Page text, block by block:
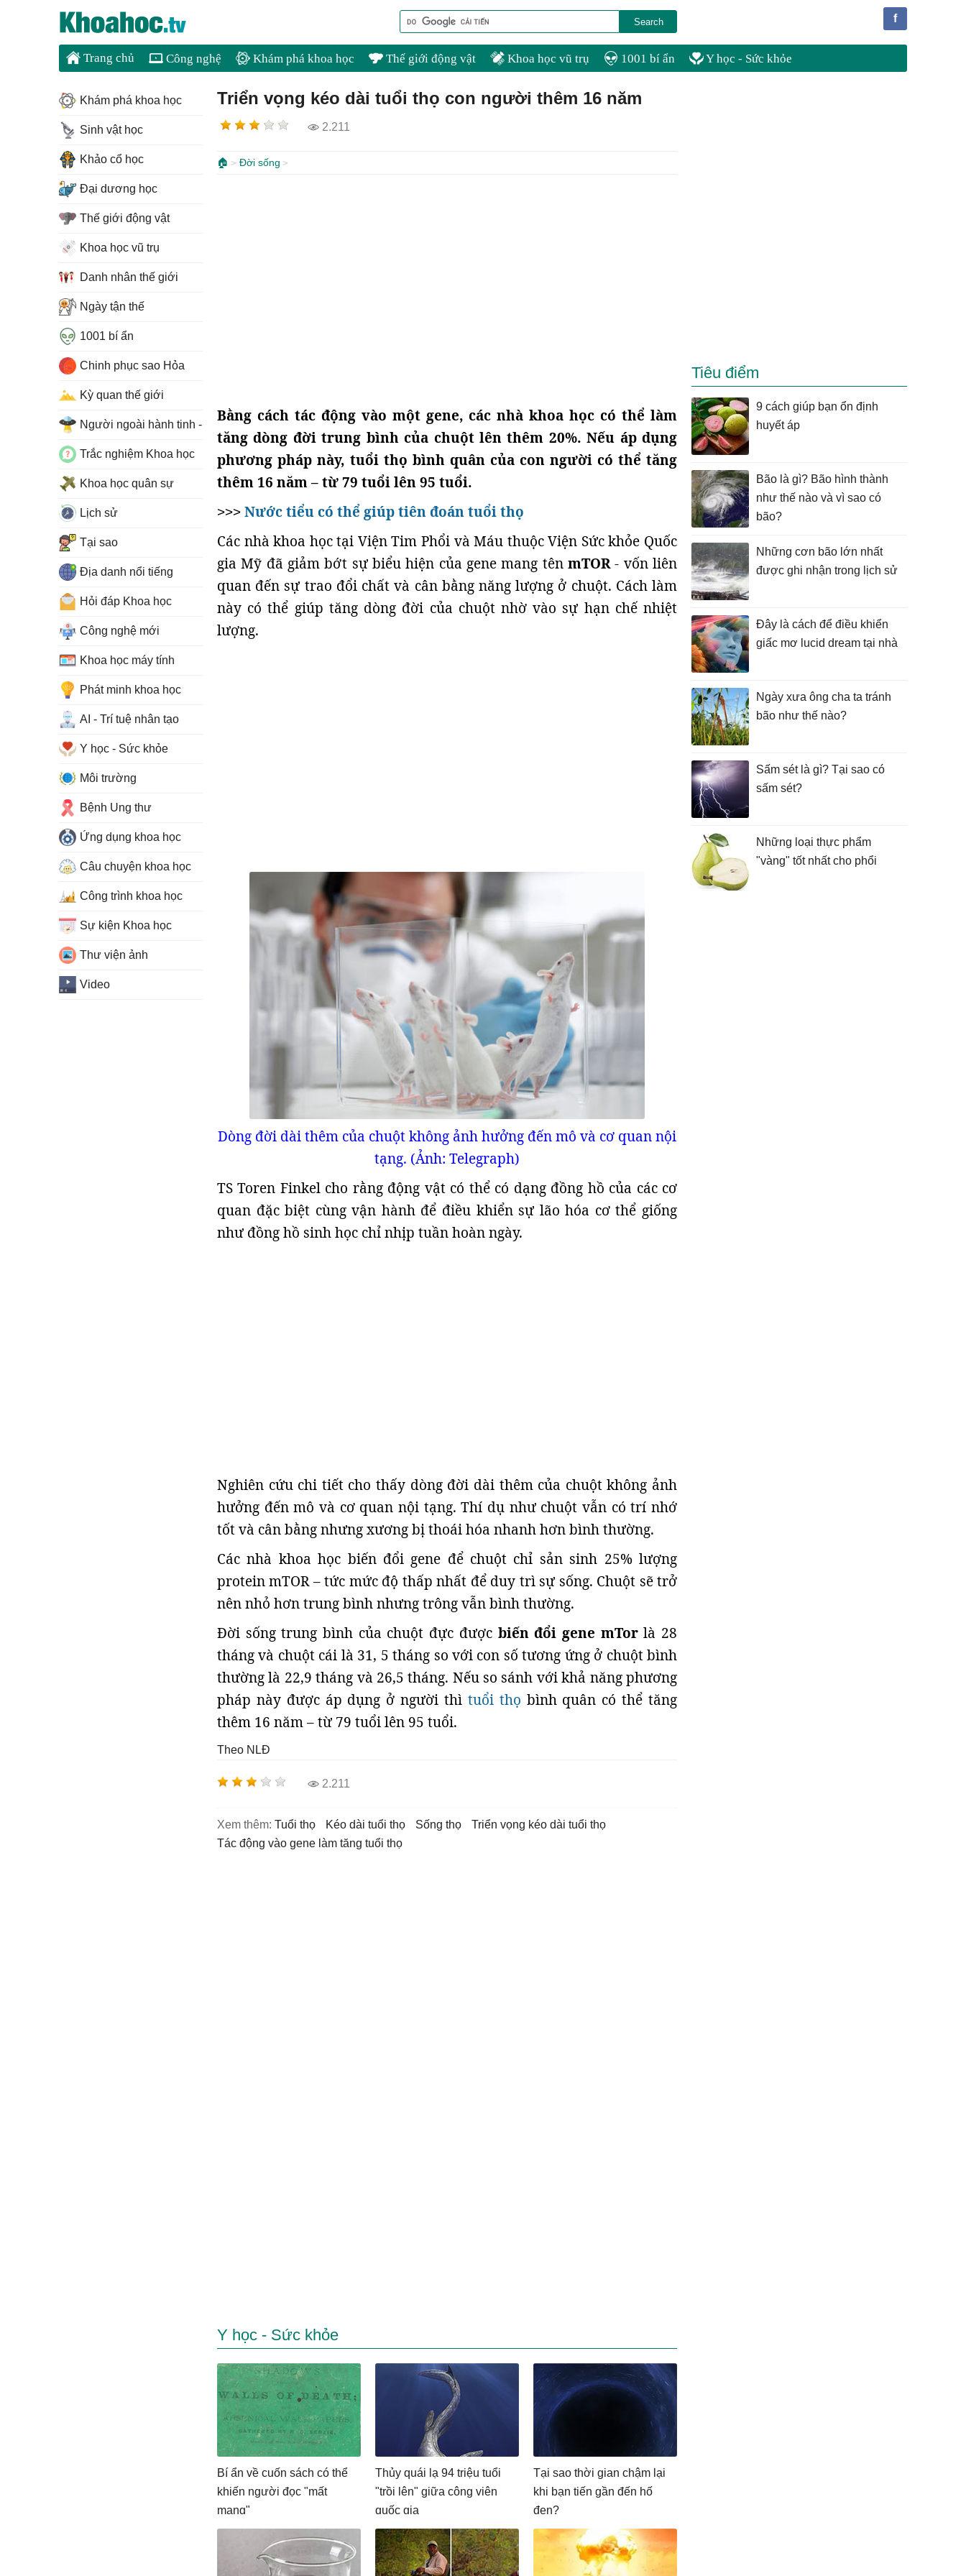
f
Trang chủ Công nghệ Khám phá khoa học Thế giới động vật Khoa học vũ trụ 1001 bí ẩn Y học - Sức khỏe
Triển vọng kéo dài tuổi thọ con người thêm 16 năm
2.211
🏠 Đời sống
Bằng cách tác động vào một gene, các nhà khoa học có thể làm
tăng dòng đời trung bình của chuột lên thêm 20%. Nếu áp dụng
phương pháp này, tuổi thọ bình quân của con người có thể tăng
thêm 16 năm – từ 79 tuổi lên 95 tuổi.
>>> Nước tiểu có thể giúp tiên đoán tuổi thọ
Các nhà khoa học tại Viện Tim Phổi và Máu thuộc Viện Sức khỏe Quốc
gia Mỹ đã giảm bớt sự biểu hiện của gene mang tên mTOR- vốn liên
quan đến sự trao đổi chất và cân bằng năng lượng ở chuột. Cách làm
này có thể giúp tăng dòng đời của chuột nhờ vào sự hạn chế nhiệt
lượng.
Dòng đời dài thêm của chuột không ảnh hưởng đến mô và cơ quan nội
tạng. (Ảnh: Telegraph)
TS Toren Finkel cho rằng động vật có thể có dạng đồng hồ của các cơ
quan đặc biệt cùng vận hành để điều khiển sự lão hóa cơ thể giống
như đồng hồ sinh học chỉ nhịp tuần hoàn ngày.
Nghiên cứu chi tiết cho thấy dòng đời dài thêm của chuột không ảnh
hưởng đến mô và cơ quan nội tạng. Thí dụ như chuột vẫn có trí nhớ
tốt và cân bằng nhưng xương bị thoái hóa nhanh hơn bình thường.
Các nhà khoa học biến đổi gene để chuột chỉ sản sinh 25% lượng
protein mTOR – tức mức độ thấp nhất để duy trì sự sống. Chuột sẽ trở
nên nhỏ hơn trung bình nhưng trông vẫn bình thường.
Đời sống trung bình của chuột đực được biến đổi gene mTorlà 28
tháng và chuột cái là 31, 5 tháng so với con số tương ứng ở chuột bình
thường là 22,9 tháng và 26,5 tháng. Nếu so sánh với khả năng phương
pháp này được áp dụng ở người thì tuổi thọ bình quân có thể tăng
thêm 16 năm – từ 79 tuổi lên 95 tuổi.
Theo NLĐ
2.211
Xem thêm: tuổi thọ kéo dài tuổi thọ sống thọ
Triển vọng kéo dài tuổi thọ
tác động vào gene làm tăng tuổi thọ
Y học - Sức khỏe
Bí ẩn về cuốn sách có thể
khiến người đọc "mất
mạng"
Thủy quái lạ 94 triệu tuổi
"trồi lên" giữa công viên
quốc gia
Tại sao thời gian chậm lại
khi bạn tiến gần đến hố
đen?
Tiêu điểm
9 cách giúp bạn ổn định
huyết áp
Bão là gì? Bão hình thành
như thế nào và vì sao có
bão?
Những cơn bão lớn nhất
được ghi nhận trong lịch sử
Đây là cách để điều khiển
giấc mơ lucid dream tại nhà
Ngày xưa ông cha ta tránh
bão như thế nào?
Sấm sét là gì? Tại sao có
sấm sét?
Những loại thực phẩm
"vàng" tốt nhất cho phổi
Khám phá khoa học
Sinh vật học
Khảo cổ học
Đại dương học
Thế giới động vật
Khoa học vũ trụ
Danh nhân thế giới
Ngày tận thế
1001 bí ẩn
Chinh phục sao Hỏa
Kỳ quan thế giới
Người ngoài hành tinh - UFO
Trắc nghiệm Khoa học
Khoa học quân sự
Lịch sử
Tại sao
Địa danh nổi tiếng
Hỏi đáp Khoa học
Công nghệ mới
Khoa học máy tính
Phát minh khoa học
AI - Trí tuệ nhân tạo
Y học - Sức khỏe
Môi trường
Bệnh Ung thư
Ứng dụng khoa học
Câu chuyện khoa học
Công trình khoa học
Sự kiện Khoa học
Thư viện ảnh
Video